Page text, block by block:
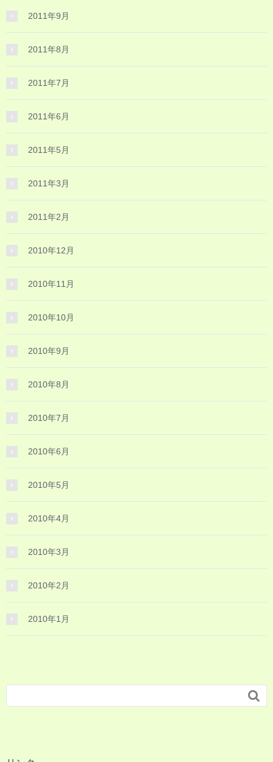
2011年9月
2011年8月
2011年7月
2011年6月
2011年5月
2011年3月
2011年2月
2010年12月
2010年11月
2010年10月
2010年9月
2010年8月
2010年7月
2010年6月
2010年5月
2010年4月
2010年3月
2010年2月
2010年1月
